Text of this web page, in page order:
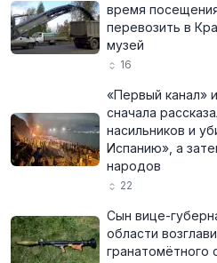
время
перевозить в
музей
16
«Первый канал»
сначала
насильников и
Испанию», а
народов
22
Сын вице-
области
гранатомётного